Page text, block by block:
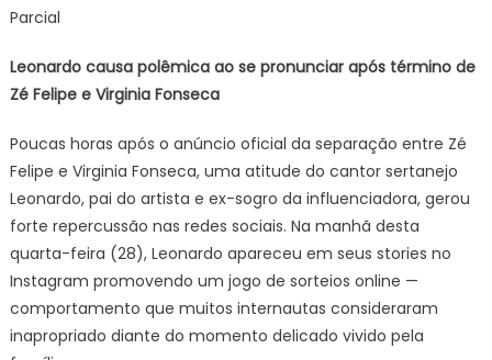
Parcial
Leonardo causa polêmica ao se pronunciar após término de
Zé Felipe e Virginia Fonseca
Poucas horas após o anúncio oficial da separação entre Zé
Felipe e Virginia Fonseca, uma atitude do cantor sertanejo
Leonardo, pai do artista e ex-sogro da influenciadora, gerou
forte repercussão nas redes sociais. Na manhã desta
quarta-feira (28), Leonardo apareceu em seus stories no
Instagram promovendo um jogo de sorteios online —
comportamento que muitos internautas consideraram
inapropriado diante do momento delicado vivido pela